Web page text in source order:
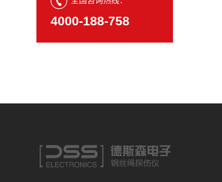
4000-188-758